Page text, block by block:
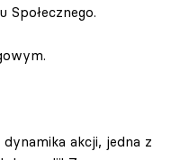
Społecznego.
akcji, jedna z